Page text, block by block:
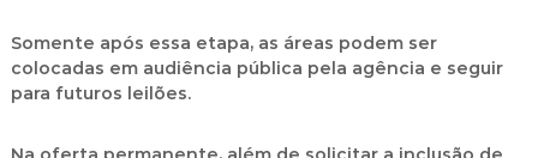
Somente após essa etapa, as áreas podem ser
colocadas em audiência pública pela agência e seguir
para futuros leilões.